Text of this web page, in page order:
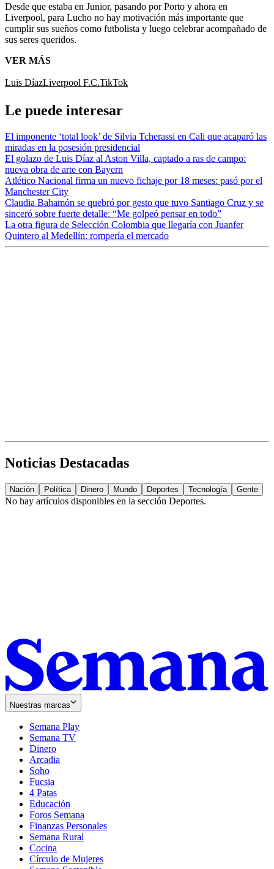
Desde que estaba en Junior, pasando por Porto y ahora en
Liverpool, para Lucho no hay motivación más importante que
cumplir sus sueños como futbolista y luego celebrar acompañado de
sus seres queridos.
VER MÁS
Luis DíazLiverpool F.C.TikTok
Le puede interesar
El imponente ‘total look’ de Silvia Tcherassi en Cali que acaparó las
miradas en la posesión presidencial
El golazo de Luis Díaz al Aston Villa, captado a ras de campo:
nueva obra de arte con Bayern
Atlético Nacional firma un nuevo fichaje por 18 meses: pasó por el
Manchester City
Claudia Bahamón se quebró por gesto que tuvo Santiago Cruz y se
sinceró sobre fuerte detalle: “Me golpeó pensar en todo”
La otra figura de Selección Colombia que llegaría con Juanfer
Quintero al Medellín: rompería el mercado
Noticias Destacadas
Nación Política Dinero Mundo Deportes Tecnología Gente
No hay artículos disponibles en la sección Deportes.
Nuestras marcas
Semana Play
Semana TV
Dinero
Arcadia
Soho
in
new
window
Fucsia
in
new
window
4 Patas
Educación
Foros Semana
Finanzas Personales
Semana Rural
Cocina
Círculo de Mujeres